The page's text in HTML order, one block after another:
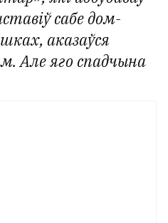
сабе дом-
аказаўся
Але яго спадчына